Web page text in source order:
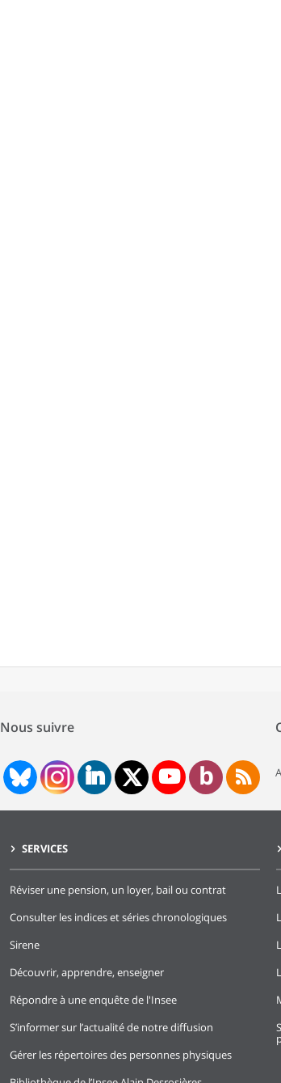
Nous suivre
SERVICES
Réviser une pension, un loyer, bail ou contrat
Consulter les indices et séries chronologiques
Sirene
Découvrir, apprendre, enseigner
Répondre à une enquête de l'Insee
S’informer sur l’actualité de notre diffusion
Gérer les répertoires des personnes physiques